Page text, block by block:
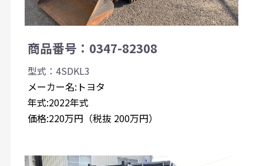
商品番号：0347-82308
型式：4SDKL3
メーカー名:トヨタ
年式:2022年式
価格:220万円（税抜 200万円）